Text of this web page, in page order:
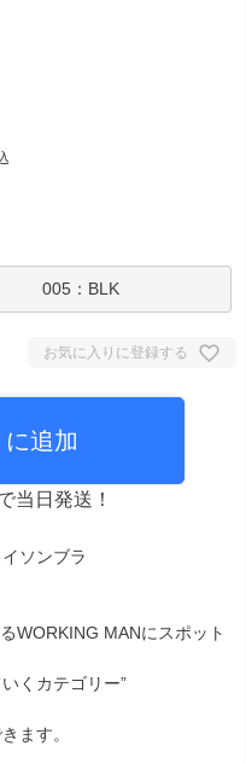
005：BLK
お気に入りに登録する
に追加
当日発送！
イソンブラ
WORKING MANにスポット
くカテゴリー”
ます。